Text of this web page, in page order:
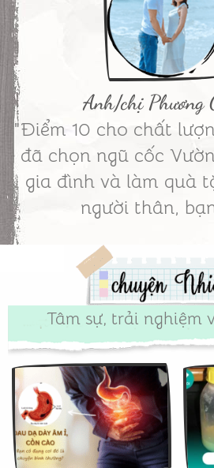
Anh/chị Phương
"Điểm 10 cho chất
đã chọn ngũ cốc
gia đình và làm quà
người thân,
Tâm sự, trải nghiệm